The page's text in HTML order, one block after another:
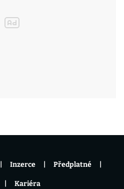
Inzerce Předplatné
Kariéra